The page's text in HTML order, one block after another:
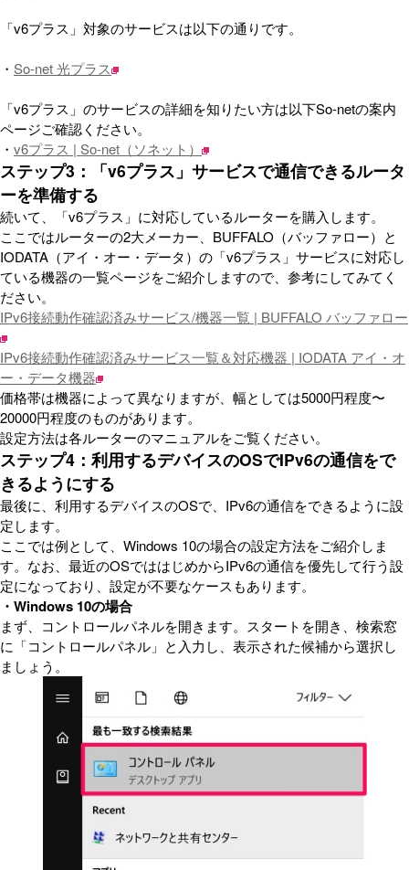
「v6プラス」対象のサービスは以下の通りです。
・ So-net 光プラス
「v6プラス」のサービスの詳細を知りたい方は以下So-netの案内
ページご確認ください。
・ v6プラス | So-net（ソネット）
ステップ3：「v6プラス」サービスで通信できるルータ
ーを準備する
続いて、「v6プラス」に対応しているルーターを購入します。
ここではルーターの2大メーカー、BUFFALO（バッファロー）と
IODATA（アイ・オー・データ）の「v6プラス」サービスに対応し
ている機器の一覧ページをご紹介しますので、参考にしてみてく
ださい。
IPv6接続動作確認済みサービス/機器一覧 | BUFFALO バッファロー
IPv6接続動作確認済みサービス一覧＆対応機器 | IODATA アイ・オ
ー・データ機器
価格帯は機器によって異なりますが、幅としては5000円程度〜
20000円程度のものがあります。
設定方法は各ルーターのマニュアルをご覧ください。
ステップ4：利用するデバイスのOSでIPv6の通信をで
きるようにする
最後に、利用するデバイスのOSで、IPv6の通信をできるように設
定します。
ここでは例として、Windows 10の場合の設定方法をご紹介しま
す。なお、最近のOSでははじめからIPv6の通信を優先して行う設
定になっており、設定が不要なケースもあります。
・Windows 10の場合
まず、コントロールパネルを開きます。スタートを開き、検索窓
に「コントロールパネル」と入力し、表示された候補から選択し
ましょう。